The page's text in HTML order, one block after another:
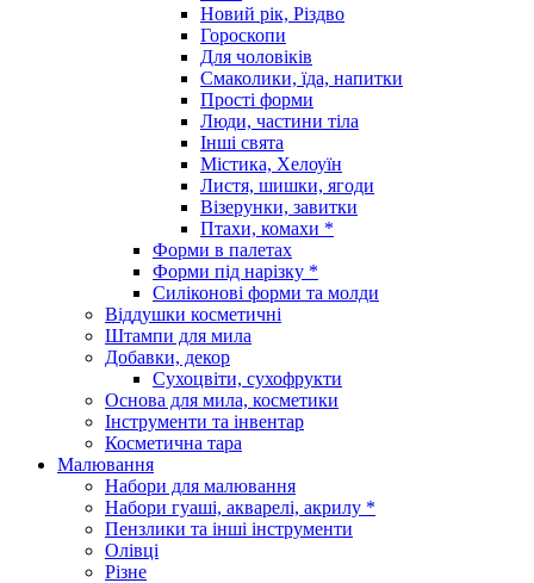
Новий рік, Різдво
Гороскопи
Для чоловіків
Смаколики, їда, напитки
Прості форми
Люди, частини тіла
Інші свята
Містика, Хелоуїн
Листя, шишки, ягоди
Візерунки, завитки
Птахи, комахи *
Форми в палетах
Форми під нарізку *
Силіконові форми та молди
Віддушки косметичні
Штампи для мила
Добавки, декор
Сухоцвіти, сухофрукти
Основа для мила, косметики
Інструменти та інвентар
Косметична тара
Малювання
Набори для малювання
Набори гуаші, акварелі, акрилу *
Пензлики та інші інструменти
Олівці
Різне